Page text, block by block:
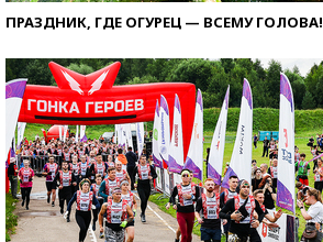
ПРАЗДНИК, ГДЕ ОГУРЕЦ — ВСЕМУ ГОЛОВА!